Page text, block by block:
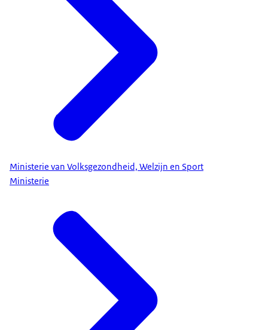
Ministerie van Volksgezondheid, Welzijn en Sport
Ministerie